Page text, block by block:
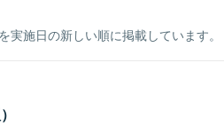
施日の新しい順に掲載しています。